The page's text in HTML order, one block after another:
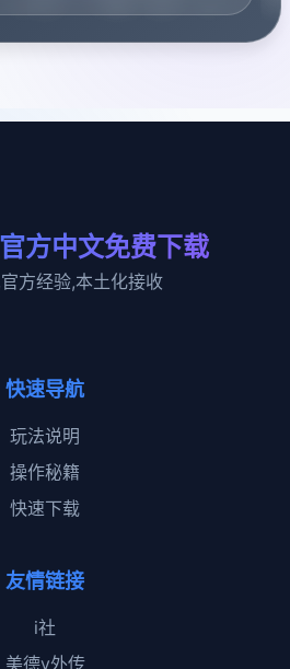
方中文免费下载
方经验,本土化接收
快速导航
玩法说明
操作秘籍
快速下载
友情链接
i社
美德v外传